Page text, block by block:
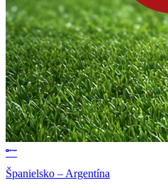
Španielsko – Argentína